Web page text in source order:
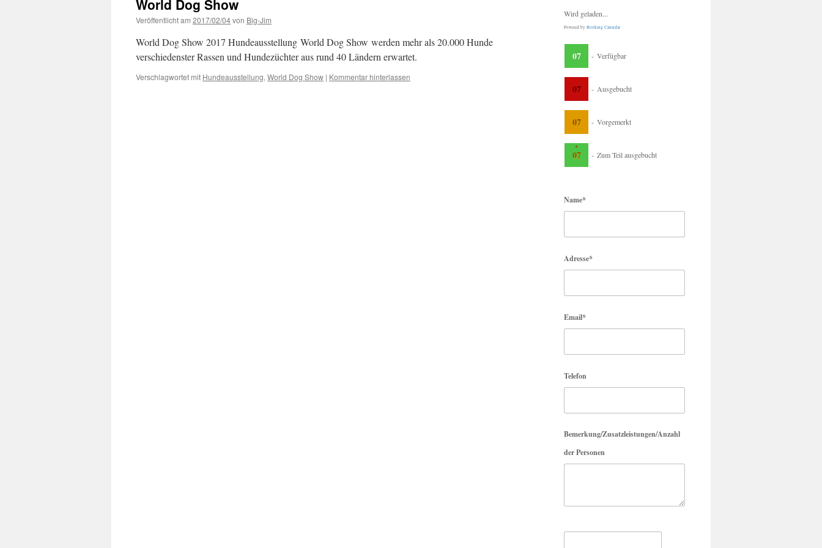
World Dog Show
Veröffentlicht am 2017/02/04von Big-Jim
World Dog Show 2017 Hundeausstellung World Dog Show werden mehr als 20.000 Hunde
verschiedenster Rassen und Hundezüchter aus rund 40 Ländern erwartet.
Verschlagwortet mit Hundeausstellung, World Dog Show | Kommentar hinterlassen
Wird geladen...
Powered by Booking Calendar
07 - Verfügbar
07 - Ausgebucht
07 - Vorgemerkt
·
07 - Zum Teil ausgebucht
Name*
Adresse*
Email*
Telefon
Bemerkung/Zusatzleistungen/Anzahl
der Personen